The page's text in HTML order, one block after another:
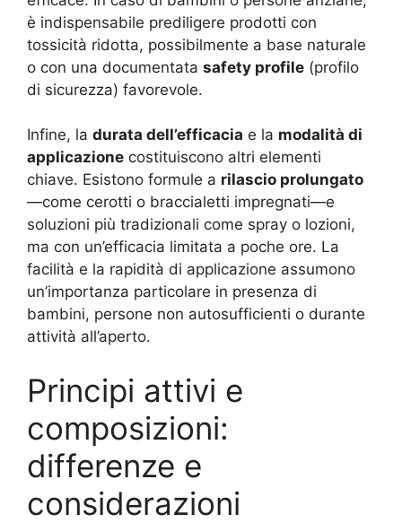
è indispensabile prediligere prodotti con
tossicità ridotta, possibilmente a base naturale
o con una documentata safety profile (profilo
di sicurezza) favorevole.
Infine, la durata dell’efficacia e la modalità di
applicazione costituiscono altri elementi
chiave. Esistono formule a rilascio prolungato
—come cerotti o braccialetti impregnati—e
soluzioni più tradizionali come spray o lozioni,
ma con un’efficacia limitata a poche ore. La
facilità e la rapidità di applicazione assumono
un’importanza particolare in presenza di
bambini, persone non autosufficienti o durante
attività all’aperto.
Principi attivi e
composizioni:
differenze e
considerazioni